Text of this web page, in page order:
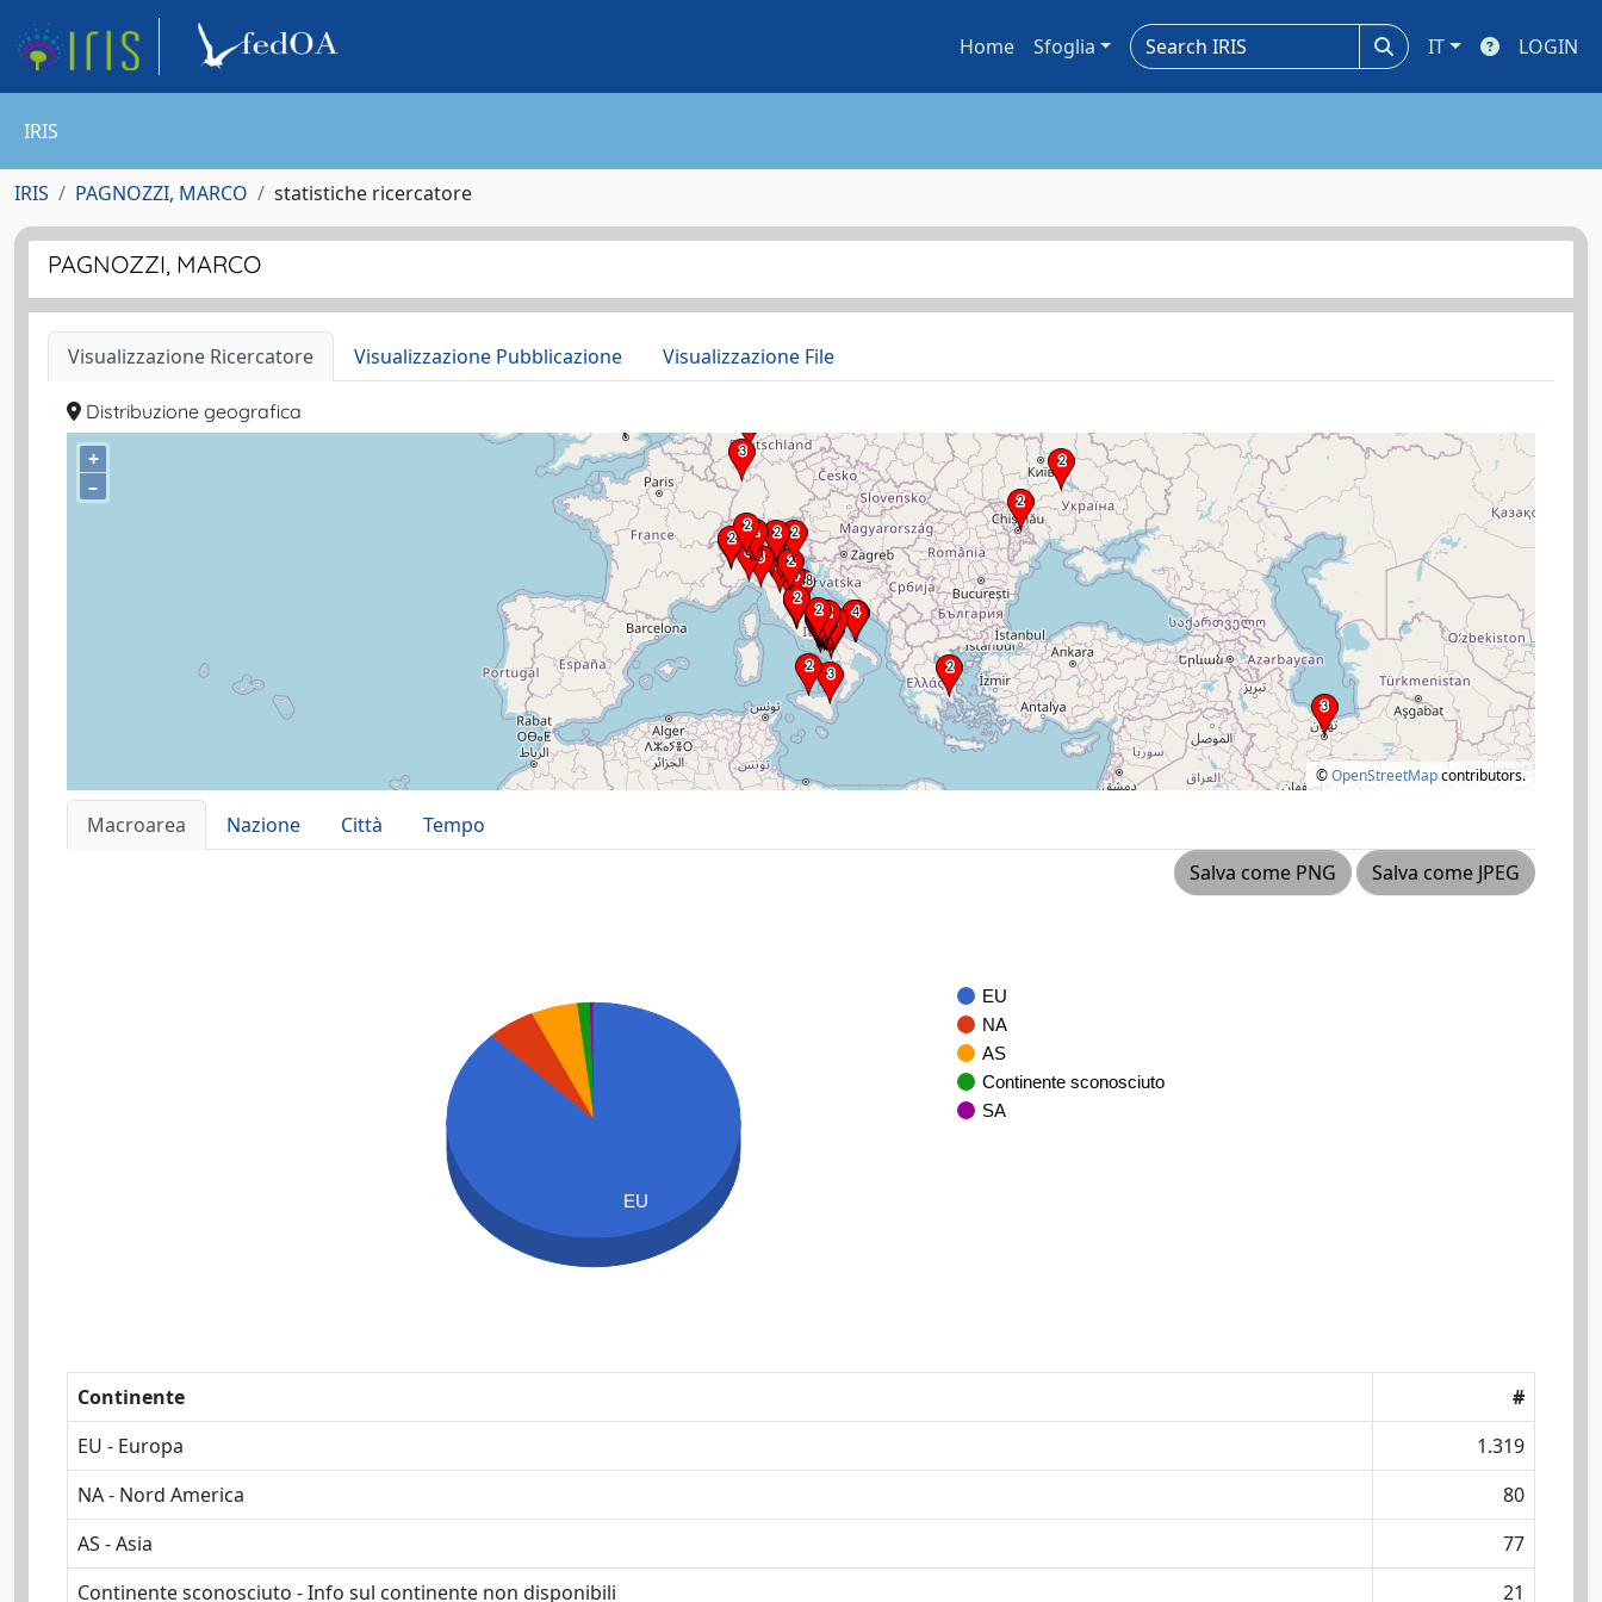
Home Sfoglia IT LOGIN
IRIS
IRIS PAGNOZZI, MARCO statistiche ricercatore
PAGNOZZI, MARCO
Visualizzazione Ricercatore Visualizzazione Pubblicazione Visualizzazione File
Distribuzione geografica
+
–
©OpenStreetMapcontributors.
Macroarea Nazione Città
Tempo
Salva come PNG
Salva come JPEG
EU
NA
AS
Continente sconosciuto
SA
EU
Continente
#
EU - Europa
1.319
NA - Nord America
80
AS - Asia
77
Continente sconosciuto - Info sul continente non disponibili
21